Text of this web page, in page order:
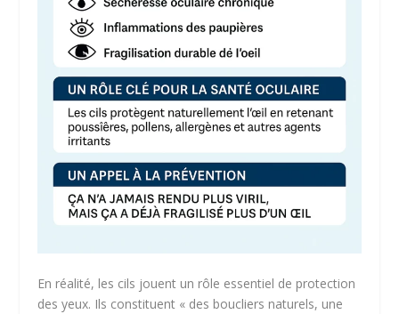
En réalité, les cils jouent un rôle essentiel de protection
des yeux. Ils constituent « des boucliers naturels, une